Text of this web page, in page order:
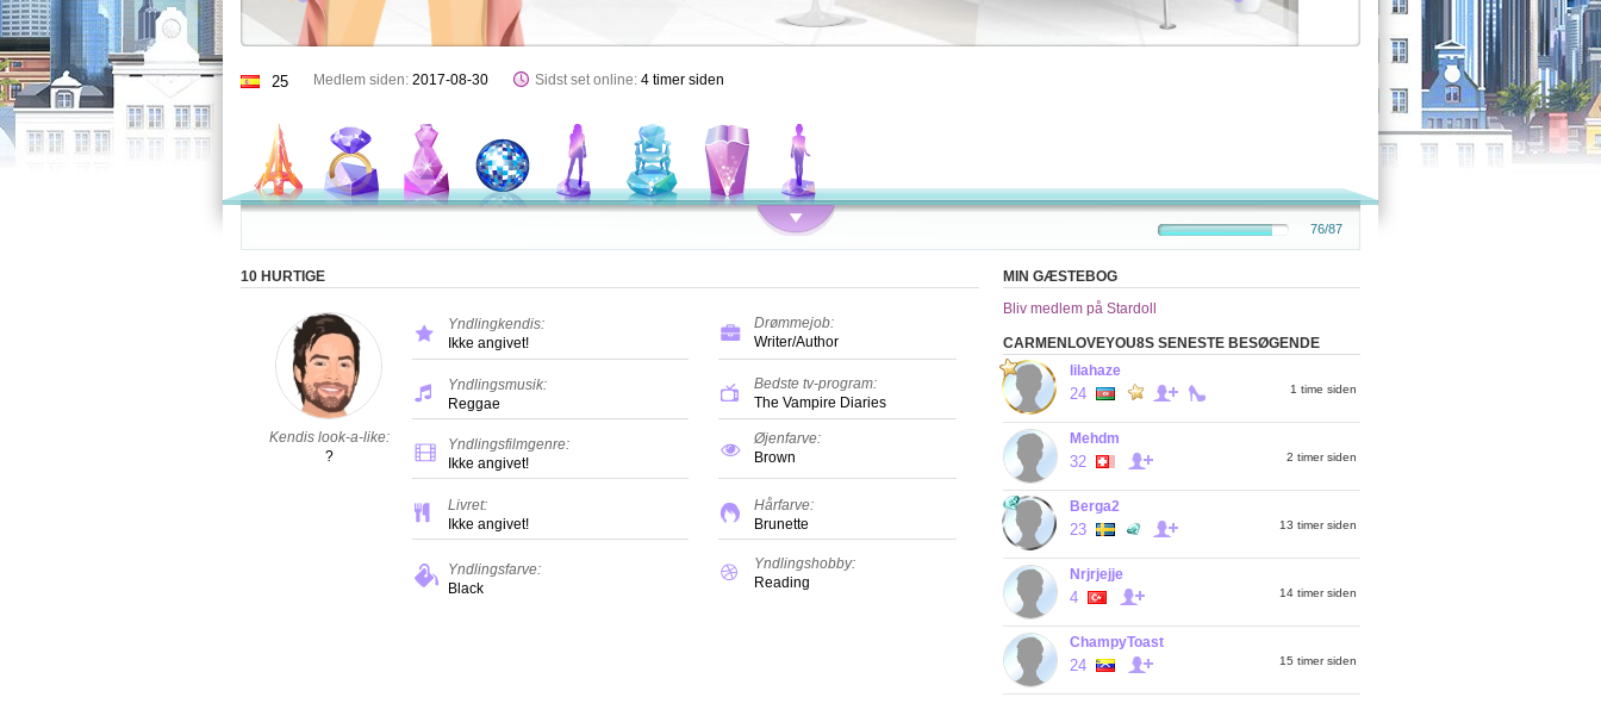
25 Medlem siden: 2017-08-30 Sidst set online: 4 timer siden
76/87
10 HURTIGE
Kendis look-a-like:
?
Yndlingkendis:
Ikke angivet!
Yndlingsmusik:
Reggae
Yndlingsfilmgenre:
Ikke angivet!
Livret:
Ikke angivet!
Yndlingsfarve:
Black
Drømmejob:
Writer/Author
Bedste tv-program:
The Vampire Diaries
Øjenfarve:
Brown
Hårfarve:
Brunette
Yndlingshobby:
Reading
MIN GÆSTEBOG
Bliv medlem på Stardoll
CARMENLOVEYOU8S SENESTE BESØGENDE
lilahaze
24 1 time siden
Mehdm
32 2 timer siden
Berga2
23 13 timer siden
Nrjrjejje
4 14 timer siden
ChampyToast
24 15 timer siden